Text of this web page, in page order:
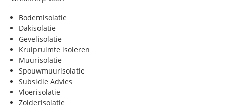
Bodemisolatie
Dakisolatie
Gevelisolatie
Kruipruimte isoleren
Muurisolatie
Spouwmuurisolatie
Subsidie Advies
Vloerisolatie
Zolderisolatie